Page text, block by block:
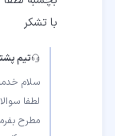
با تشکر
تیم
لطفا